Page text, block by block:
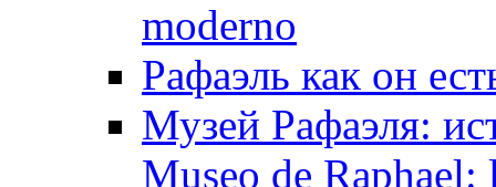
moderno
Рафаэль как он
Музей Рафаэля:
Museo de